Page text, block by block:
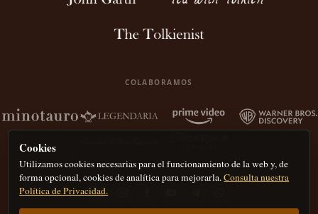
COLABORAMOS
Cookies
Utilizamos cookies necesarias para el funcionamiento de la web y, de
forma opcional, cookies de analítica para mejorarla.Consulta nuestra
Política de Privacidad.